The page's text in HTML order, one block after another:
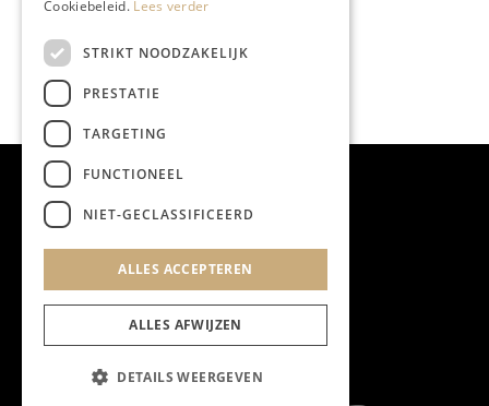
Cookiebeleid. Lees verder
STRIKT NOODZAKELIJK
PRESTATIE
TARGETING
FUNCTIONEEL
NIET-GECLASSIFICEERD
ALLES ACCEPTEREN
ALLES AFWIJZEN
DETAILS WEERGEVEN